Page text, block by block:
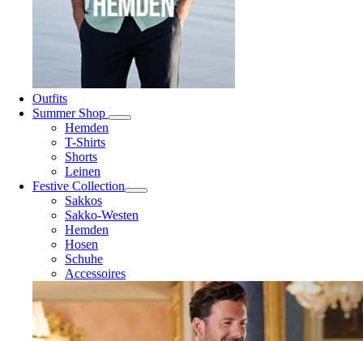
Outfits
Summer Shop
Hemden
T-Shirts
Shorts
Leinen
Festive Collection
Sakkos
Sakko-Westen
Hemden
Hosen
Schuhe
Accessoires